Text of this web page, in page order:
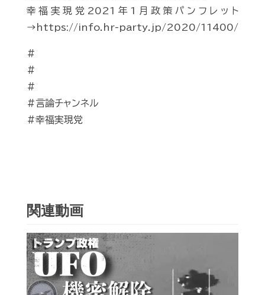
幸福実現党2021年1月政策パンフレット
→https://info.hr-party.jp/2020/11400/
#
#
#
#言論チャンネル
#幸福実現党
関連動画